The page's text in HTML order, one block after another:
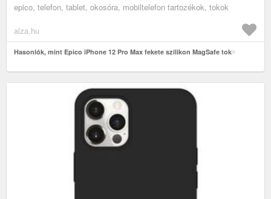
epico, telefon, tablet, okosóra, mobiltelefon tartozékok, tokok
alza.hu
Hasonlók, mint Epico iPhone 12 Pro Max fekete szilikon MagSafe tok